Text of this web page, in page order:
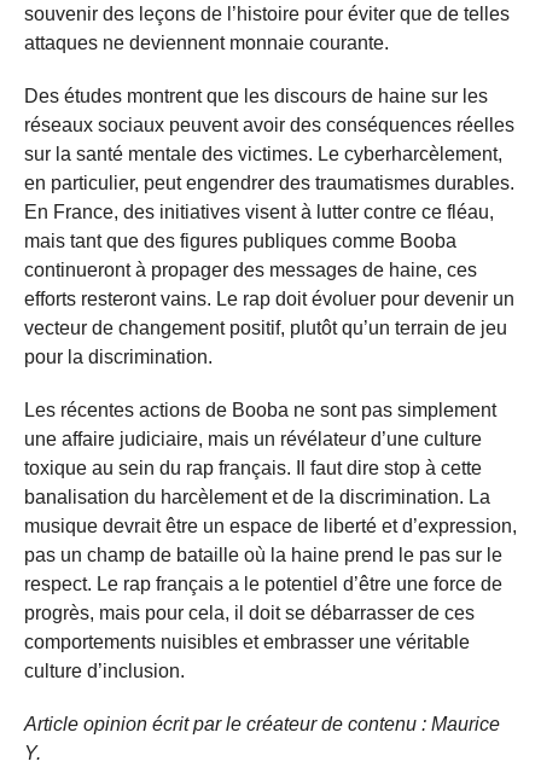
souvenir des leçons de l’histoire pour éviter que de telles
attaques ne deviennent monnaie courante.
Des études montrent que les discours de haine sur les
réseaux sociaux peuvent avoir des conséquences réelles
sur la santé mentale des victimes. Le cyberharcèlement,
en particulier, peut engendrer des traumatismes durables.
En France, des initiatives visent à lutter contre ce fléau,
mais tant que des figures publiques comme Booba
continueront à propager des messages de haine, ces
efforts resteront vains. Le rap doit évoluer pour devenir un
vecteur de changement positif, plutôt qu’un terrain de jeu
pour la discrimination.
Les récentes actions de Booba ne sont pas simplement
une affaire judiciaire, mais un révélateur d’une culture
toxique au sein du rap français. Il faut dire stop à cette
banalisation du harcèlement et de la discrimination. La
musique devrait être un espace de liberté et d’expression,
pas un champ de bataille où la haine prend le pas sur le
respect. Le rap français a le potentiel d’être une force de
progrès, mais pour cela, il doit se débarrasser de ces
comportements nuisibles et embrasser une véritable
culture d’inclusion.
Article opinion écrit par le créateur de contenu : Maurice
Y.